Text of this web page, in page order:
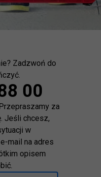
Zadzwoń do
00
za
Jeśli chcesz,
w
mail na adres
opisem